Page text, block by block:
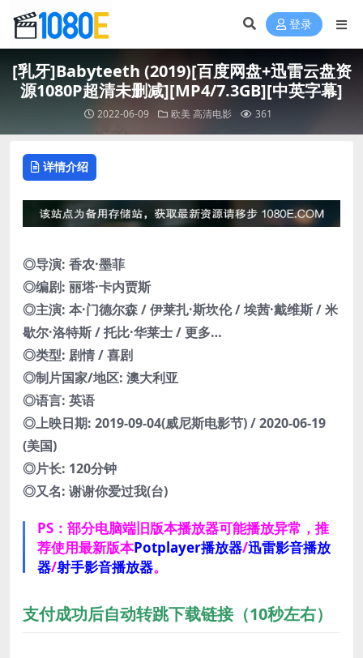
登录
[乳牙]Babyteeth (2019)[百度网盘+迅雷云盘资
源1080P超清未删减][MP4/7.3GB][中英字幕]
2022-06-09 欧美高清电影 361
详情介绍
◎导演: 香农·墨菲
◎编剧: 丽塔·卡内贾斯
◎主演: 本·门德尔森 / 伊莱扎·斯坎伦 / 埃茜·戴维斯 / 米
歇尔·洛特斯 / 托比·华莱士 / 更多…
◎类型: 剧情 / 喜剧
◎制片国家/地区: 澳大利亚
◎语言: 英语
◎上映日期: 2019-09-04(威尼斯电影节) / 2020-06-19
(美国)
◎片长: 120分钟
◎又名: 谢谢你爱过我(台)
PS：部分电脑端旧版本播放器可能播放异常，推
荐使用最新版本Potplayer播放器/迅雷影音播放
器/射手影音播放器。
支付成功后自动转跳下载链接（10秒左右）